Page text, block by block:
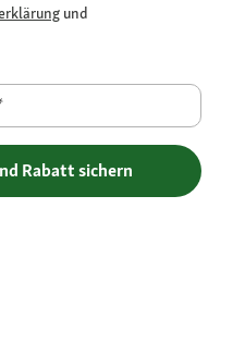
und
Rabatt sichern